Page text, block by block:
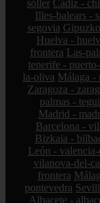
sóller Cádiz -
Illes-balears -
segovia
Huelva -
frontera Las-
tenerife -
la-oliva Málaga -
Zaragoza -
palmas -
Madrid -
Barcelona -
Bizkaia -
León -
vilanova-del-
frontera
pontevedra
Albacete -